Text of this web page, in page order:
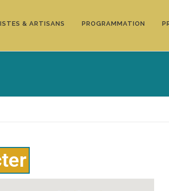
& ARTISANS PROGRAMMATION